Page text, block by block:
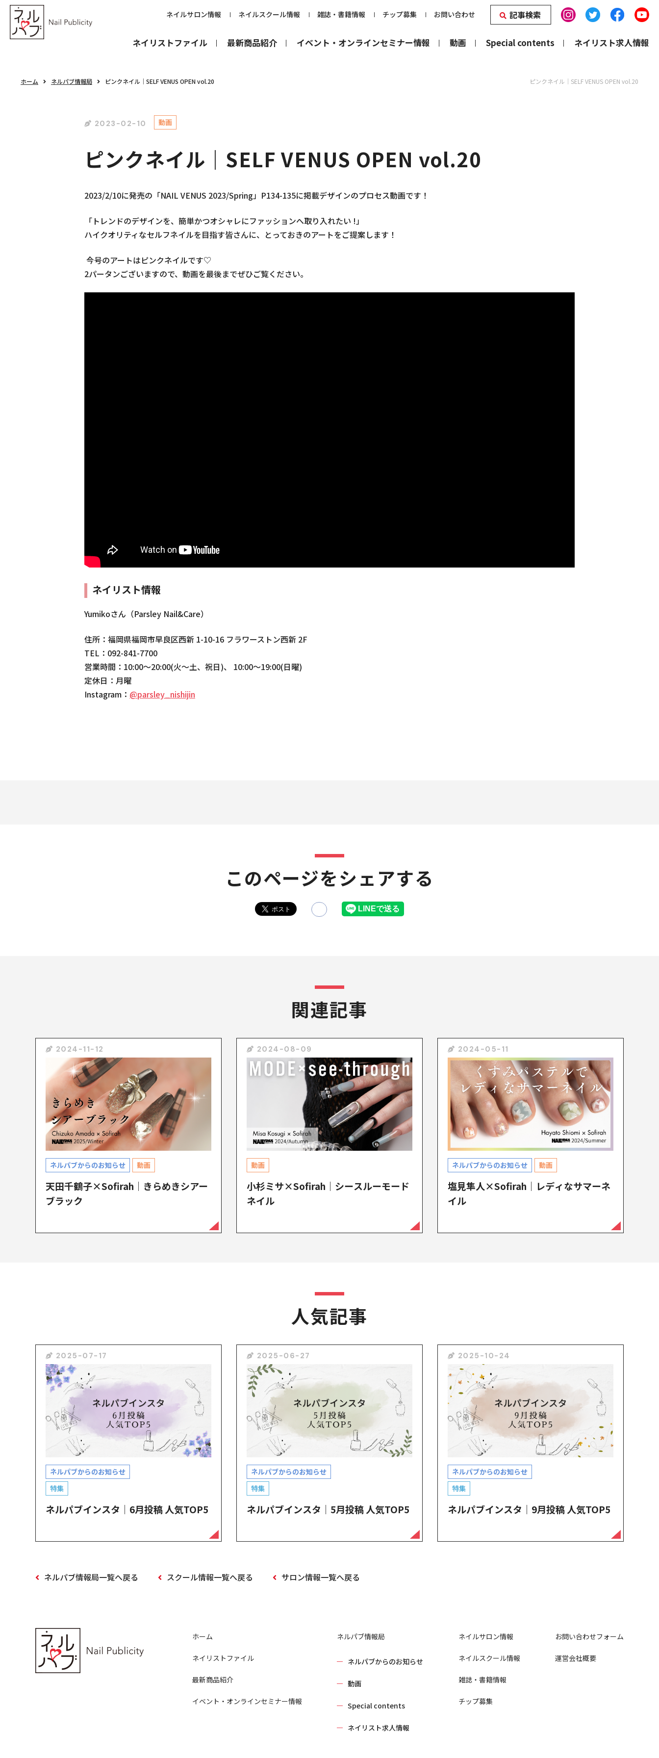
ネイルサロン情報 ネイルスクール情報 雑誌・書籍情報 チップ募集 お問い合わせ
ネイリストファイル 最新商品紹介 イベント・オンラインセミナー情報 動画 Special contents ネイリスト求人情報
記事検索
ホーム ネルパブ情報局 ピンクネイル｜SELF VENUS OPEN vol.20 ピンクネイル｜SELF VENUS OPEN vol.20
2023-02-10 動画
ピンクネイル｜SELF VENUS OPEN vol.20
2023/2/10に発売の「NAIL VENUS 2023/Spring」P134-135に掲載デザインのプロセス動画です！
「トレンドのデザインを、簡単かつオシャレにファッションへ取り入れたい !」
ハイクオリティなセルフネイルを目指す皆さんに、とっておきのアートをご提案します！
今号のアートはピンクネイルです♡
2パータンございますので、動画を最後までぜひご覧ください。
ネイリスト情報
Yumikoさん（Parsley Nail&Care）
住所：福岡県福岡市早良区西新 1-10-16 フラワーストン西新 2F
TEL：092-841-7700
営業時間：10:00〜20:00(火〜土、祝日)、 10:00〜19:00(日曜)
定休日：月曜
Instagram： @parsley_nishijin
このページをシェアする
関連記事
2024-11-12
ネルパブからのお知らせ 動画
天田千鶴子×Sofirah｜きらめきシアー
ブラック
2024-08-09
動画
小杉ミサ×Sofirah｜シースルーモード
ネイル
2024-05-11
ネルパブからのお知らせ 動画
塩見隼人×Sofirah｜レディなサマーネ
イル
人気記事
2025-07-17
ネルパブからのお知らせ
特集
ネルパブインスタ｜6月投稿 人気TOP5
2025-06-27
ネルパブからのお知らせ
特集
ネルパブインスタ｜5月投稿 人気TOP5
2025-10-24
ネルパブからのお知らせ
特集
ネルパブインスタ｜9月投稿 人気TOP5
ネルパブ情報局一覧へ戻る スクール情報一覧へ戻る サロン情報一覧へ戻る
ホーム
ネイリストファイル
最新商品紹介
イベント・オンラインセミナー情報
ネルパブ情報局
ネルパブからのお知らせ
動画
Special contents
ネイリスト求人情報
ネイルサロン情報
ネイルスクール情報
雑誌・書籍情報
チップ募集
お問い合わせフォーム
運営会社概要